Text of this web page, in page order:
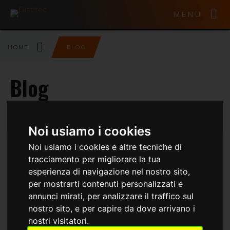
Noi usiamo i cookies
Noi usiamo i cookies e altre tecniche di
tracciamento per migliorare la tua
esperienza di navigazione nel nostro sito,
per mostrarti contenuti personalizzati e
annunci mirati, per analizzare il traffico sul
nostro sito, e per capire da dove arrivano i
nostri visitatori.
MENU
HOME BLOG
Blog